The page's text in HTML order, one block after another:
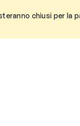
chiusi per la